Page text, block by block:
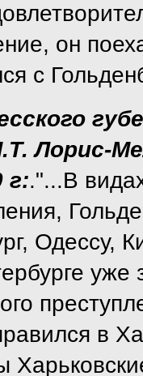
он
с
Лорис-
г:."...В
Одессу,
в